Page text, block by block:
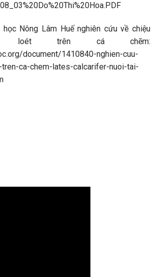
học Nông Lâm Huế nghiên cứu về chiệu
loét trên cá chẽm:
document/1410840-nghien-cuu-
ca-chem-lates-calcarifer-nuoi-tai-